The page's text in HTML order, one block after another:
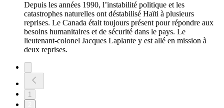
Depuis les années 1990, l’instabilité politique et les
catastrophes naturelles ont déstabilisé Haïti à plusieurs
reprises. Le Canada était toujours présent pour répondre aux
besoins humanitaires et de sécurité dans le pays. Le
lieutenant-colonel Jacques Laplante y est allé en mission à
deux reprises.
1